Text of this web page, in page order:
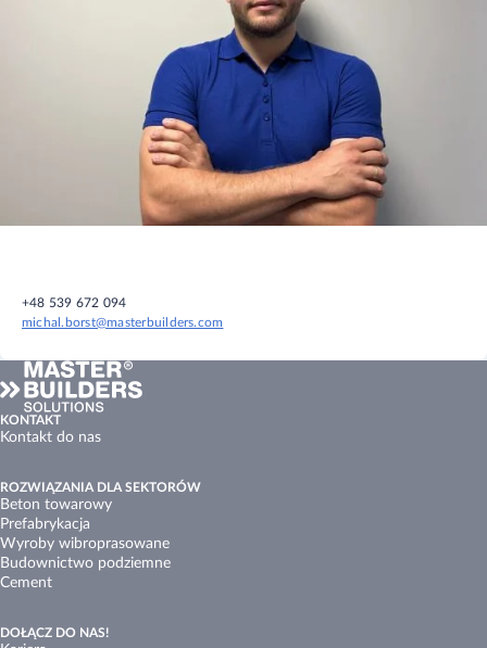
+48 539 672 094
michal.borst@masterbuilders.com
KONTAKT
Kontakt do nas
ROZWIĄZANIA DLA SEKTORÓW
Beton towarowy
Prefabrykacja
Wyroby wibroprasowane
Budownictwo podziemne
Cement
DOŁĄCZ DO NAS!